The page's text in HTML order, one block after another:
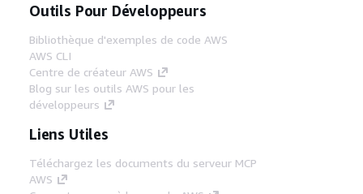
Outils Pour Développeurs
Bibliothèque d'exemples de code AWS
AWS CLI
Centre de créateur AWS
Blog sur les outils AWS pour les
développeurs
Liens Utiles
Téléchargez les documents du serveur MCP
AWS